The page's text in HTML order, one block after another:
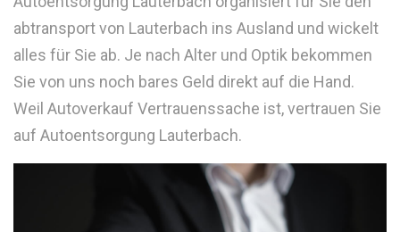
abtransport von Lauterbach ins Ausland und wickelt
alles für Sie ab. Je nach Alter und Optik bekommen
Sie von uns noch bares Geld direkt auf die Hand.
Weil Autoverkauf Vertrauenssache ist, vertrauen Sie
auf Autoentsorgung Lauterbach.